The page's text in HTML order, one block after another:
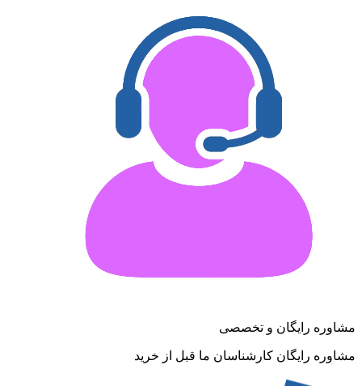
مشاوره رایگان و تخصصی
مشاوره رایگان کارشناسان ما قبل از خرید